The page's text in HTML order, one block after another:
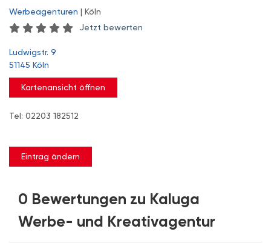
Werbeagenturen | Köln
Jetzt bewerten
Ludwigstr. 9
51145 Köln
Kartenansicht öffnen
Tel: 02203 182512
Eintrag ändern
0 Bewertungen zu Kaluga
Werbe- und Kreativagentur